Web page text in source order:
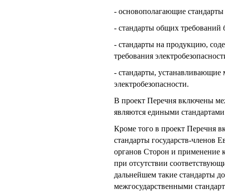
- основополагающие стандарты
- стандарты общих требований
- стандарты на продукцию,
требования
- стандарты,
электробезопасности.
В проект Перечня включены
являются едиными
Кроме того в проект Перечня
стандарты государств-членов
органов Сторон и применение
при отсутствии
дальнейшем такие стандарты
межгосударственными